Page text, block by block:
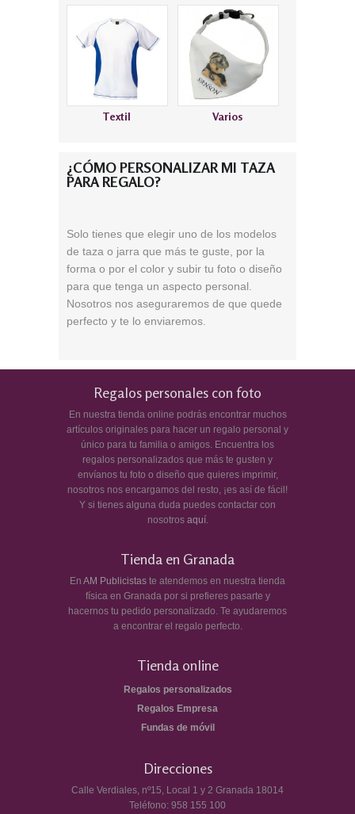
Textil Varios
¿CÓMO PERSONALIZAR MI TAZA
PARA REGALO?
Solo tienes que elegir uno de los modelos
de taza o jarra que más te guste, por la
forma o por el color y subir tu foto o diseño
para que tenga un aspecto personal.
Nosotros nos aseguraremos de que quede
perfecto y te lo enviaremos.
Regalos personales con foto
En nuestra tienda online podrás encontrar muchos
artículos originales para hacer un regalo personal y
único para tu familia o amigos. Encuentra los
regalos personalizados que más te gusten y
envíanos tu foto o diseño que quieres imprimir,
nosotros nos encargamos del resto, ¡es así de fácil!
Y si tienes alguna duda puedes contactar con
nosotros aquí.
Tienda en Granada
En AM Publicistas te atendemos en nuestra tienda
física en Granada por si prefieres pasarte y
hacernos tu pedido personalizado. Te ayudaremos
a encontrar el regalo perfecto.
Tienda online
Regalos personalizados
Regalos Empresa
Fundas de móvil
Direcciones
Calle Verdiales, nº15, Local 1 y 2 Granada 18014
Teléfono: 958 155 100